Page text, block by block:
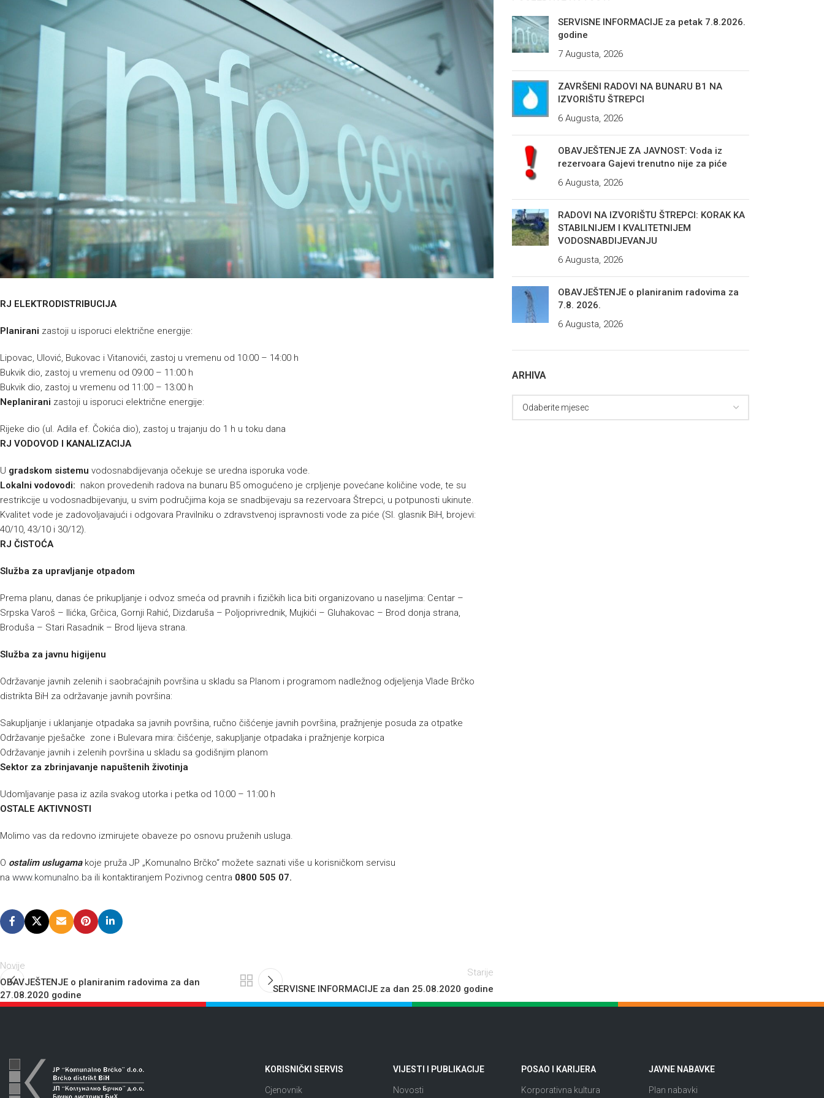
RJ ELEKTRODISTRIBUCIJA
Planirani zastoji u isporuci električne energije:
Lipovac, Ulović, Bukovac i Vitanovići, zastoj u vremenu od 10:00 – 14:00 h
Bukvik dio, zastoj u vremenu od 09:00 – 11:00 h
Bukvik dio, zastoj u vremenu od 11:00 – 13:00 h
Neplanirani zastoji u isporuci električne energije:
Rijeke dio (ul. Adila ef. Čokića dio), zastoj u trajanju do 1 h u toku dana
RJ VODOVOD I KANALIZACIJA
U gradskom sistemu vodosnabdijevanja očekuje se uredna isporuka vode.
Lokalni vodovodi: nakon provedenih radova na bunaru B5 omogućeno je crpljenje povećane količine vode, te su
restrikcije u vodosnadbijevanju, u svim područjima koja se snadbijevaju sa rezervoara Štrepci, u potpunosti ukinute.
Kvalitet vode je zadovoljavajući i odgovara Pravilniku o zdravstvenoj ispravnosti vode za piće (Sl. glasnik BiH, brojevi:
40/10, 43/10 i 30/12).
RJ ČISTOĆA
Služba za upravljanje otpadom
Prema planu, danas će prikupljanje i odvoz smeća od pravnih i fizičkih lica biti organizovano u naseljima: Centar –
Srpska Varoš – Ilićka, Grčica, Gornji Rahić, Dizdaruša – Poljoprivrednik, Mujkići – Gluhakovac – Brod donja strana,
Broduša – Stari Rasadnik – Brod lijeva strana.
Služba za javnu higijenu
Održavanje javnih zelenih i saobraćajnih površina u skladu sa Planom i programom nadležnog odjeljenja Vlade Brčko
distrikta BiH za održavanje javnih površina:
Sakupljanje i uklanjanje otpadaka sa javnih površina, ručno čišćenje javnih površina, pražnjenje posuda za otpatke
Održavanje pješačke zone i Bulevara mira: čišćenje, sakupljanje otpadaka i pražnjenje korpica
Održavanje javnih i zelenih površina u skladu sa godišnjim planom
Sektor za zbrinjavanje napuštenih životinja
Udomljavanje pasa iz azila svakog utorka i petka od 10:00 – 11:00 h
OSTALE AKTIVNOSTI
Molimo vas da redovno izmirujete obaveze po osnovu pruženih usluga.
O ostalim uslugamakoje pruža JP „Komunalno Brčko“ možete saznati više u korisničkom servisu
na www.komunalno.ba ili kontaktiranjem Pozivnog centra 0800 505 07.
Novije
OBAVJEŠTENJE o planiranim radovima za dan
27.08.2020 godine
Starije
SERVISNE INFORMACIJE za dan 25.08.2020 godine
SERVISNE INFORMACIJE za petak 7.8.2026.
godine
7 Augusta, 2026
ZAVRŠENI RADOVI NA BUNARU B1 NA
IZVORIŠTU ŠTREPCI
6 Augusta, 2026
OBAVJEŠTENJE ZA JAVNOST: Voda iz
rezervoara Gajevi trenutno nije za piće
6 Augusta, 2026
RADOVI NA IZVORIŠTU ŠTREPCI: KORAK KA
STABILNIJEM I KVALITETNIJEM
VODOSNABDIJEVANJU
6 Augusta, 2026
OBAVJEŠTENJE o planiranim radovima za
7.8. 2026.
6 Augusta, 2026
ARHIVA
KORISNIČKI SERVIS
Cjenovnik
VIJESTI I PUBLIKACIJE
Novosti
POSAO I KARIJERA
Korporativna kultura
JAVNE NABAVKE
Plan nabavki